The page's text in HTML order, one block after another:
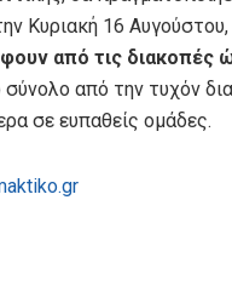
Κυριακή 16 Αυγούστου,
από τις
σύνολο από την τυχόν
σε ευπαθείς ομάδες.